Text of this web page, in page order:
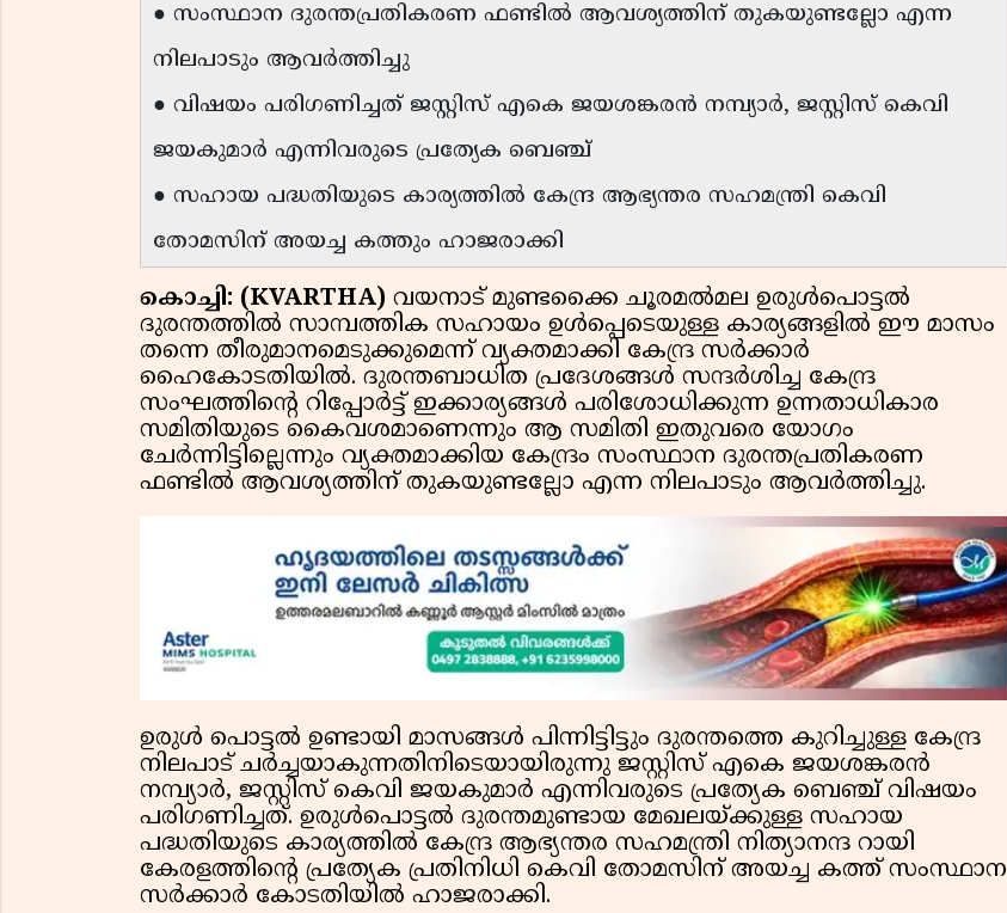
● സംസ്ഥാന ദുരന്തപ്രതികരണ ഫണ്ടില്‍ ആവശ്യത്തിന് തുകയുണ്ടല്ലോ എന്ന
നിലപാടും ആവര്‍ത്തിച്ചു
● വിഷയം പരിഗണിച്ചത് ജസ്റ്റിസ് എകെ ജയശങ്കരന്‍ നമ്പ്യാര്‍, ജസ്റ്റിസ് കെവി
ജയകുമാര്‍ എന്നിവരുടെ പ്രത്യേക ബെഞ്ച്
● സഹായ പദ്ധതിയുടെ കാര്യത്തില്‍ കേന്ദ്ര ആഭ്യന്തര സഹമന്ത്രി കെവി
തോമസിന് അയച്ച കത്തും ഹാജരാക്കി
കൊച്ചി: (KVARTHA) വയനാട് മുണ്ടക്കൈ ചൂരമല്‍മല ഉരുള്‍പൊട്ടല്‍
ദുരന്തത്തില്‍ സാമ്പത്തിക സഹായം ഉള്‍പ്പെടെയുള്ള കാര്യങ്ങളില്‍ ഈ മാസം
തന്നെ തീരുമാനമെടുക്കുമെന്ന് വ്യക്തമാക്കി കേന്ദ്ര സര്‍ക്കാര്‍
ഹൈകോടതിയില്‍. ദുരന്തബാധിത പ്രദേശങ്ങള്‍ സന്ദര്‍ശിച്ച കേന്ദ്ര
സംഘത്തിന്റെ റിപ്പോര്‍ട്ട് ഇക്കാര്യങ്ങള്‍ പരിശോധിക്കുന്ന ഉന്നതാധികാര
സമിതിയുടെ കൈവശമാണെന്നും ആ സമിതി ഇതുവരെ യോഗം
ചേര്‍ന്നിട്ടില്ലെന്നും വ്യക്തമാക്കിയ കേന്ദ്രം സംസ്ഥാന ദുരന്തപ്രതികരണ
ഫണ്ടില്‍ ആവശ്യത്തിന് തുകയുണ്ടല്ലോ എന്ന നിലപാടും ആവര്‍ത്തിച്ചു.
ഉരുള്‍ പൊട്ടല്‍ ഉണ്ടായി മാസങ്ങള്‍ പിന്നിട്ടിട്ടും ദുരന്തത്തെ കുറിച്ചുള്ള കേന്ദ്ര
നിലപാട് ചര്‍ച്ചയാകുന്നതിനിടെയായിരുന്നു ജസ്റ്റിസ് എകെ ജയശങ്കരന്‍
നമ്പ്യാര്‍, ജസ്റ്റിസ് കെവി ജയകുമാര്‍ എന്നിവരുടെ പ്രത്യേക ബെഞ്ച് വിഷയം
പരിഗണിച്ചത്. ഉരുള്‍പൊട്ടല്‍ ദുരന്തമുണ്ടായ മേഖലയ്ക്കുള്ള സഹായ
പദ്ധതിയുടെ കാര്യത്തില്‍ കേന്ദ്ര ആഭ്യന്തര സഹമന്ത്രി നിത്യാനന്ദ റായി
കേരളത്തിന്റെ പ്രത്യേക പ്രതിനിധി കെവി തോമസിന് അയച്ച കത്ത് സംസ്ഥാന
സര്‍ക്കാര്‍ കോടതിയില്‍ ഹാജരാക്കി.